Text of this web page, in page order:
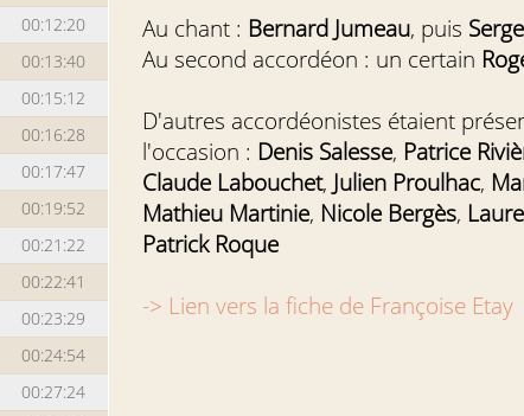
00:12:20
00:13:40
00:15:12
00:16:28
00:17:47
00:19:52
00:21:22
00:22:41
00:23:29
00:24:54
00:27:24
Au chant : Bernard Jumeau, puis
Au second accordéon : un certain
D'autres accordéonistes étaient
l'occasion : Denis Salesse, Patrice
Claude Labouchet, Julien Proulhac,
Mathieu Martinie, Nicole Bergès,
Patrick Roque
-> Lien vers la fiche de Françoise Etay